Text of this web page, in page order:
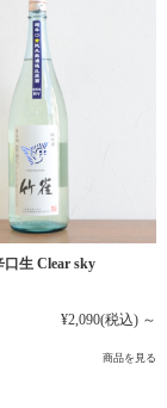
生 Clear sky
¥2,090(税込) ～
商品を見る